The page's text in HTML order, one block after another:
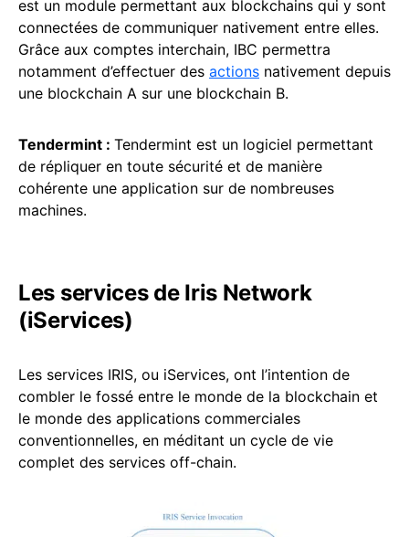
est un module permettant aux blockchains qui y sont
connectées de communiquer nativement entre elles.
Grâce aux comptes interchain, IBC permettra
notamment d’effectuer des actions nativement depuis
une blockchain A sur une blockchain B.
Tendermint : Tendermint est un logiciel permettant
de répliquer en toute sécurité et de manière
cohérente une application sur de nombreuses
machines.
Les services de Iris Network
(iServices)
Les services IRIS, ou iServices, ont l’intention de
combler le fossé entre le monde de la blockchain et
le monde des applications commerciales
conventionnelles, en méditant un cycle de vie
complet des services off-chain.